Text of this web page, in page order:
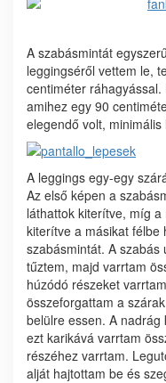
A szabásmintát
leggingséről vettem le,
centiméter
amihez egy 90
elegendő volt,
A leggings egy-egy
Az első képen a
láthattok kiterítve, míg
kiterítve a másikat félbe
szabásmintát. A
tűztem, majd varrtam
húzódó részeket
összeforgattam a
belülre essen. A
ezt karikává varrtam
részéhez varrtam.
alját hajtottam be és